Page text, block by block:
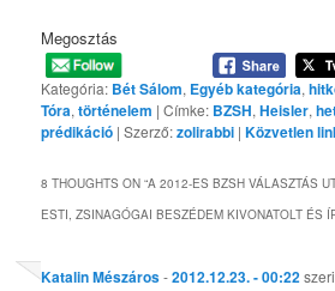
Megosztás
Kategória: Bét Sálom, Egyéb kategória,
Tóra,történelem | Címke: BZSH,Heisler,
prédikáció | Szerző:zolirabbi |Közvetlen
8 THOUGHTS ON “A 2012-ES BZSH VÁLASZTÁS
ESTI, ZSINAGÓGAI BESZÉDEM KIVONATOLT ÉS
Katalin Mészáros-2012.12.23. - 00:22